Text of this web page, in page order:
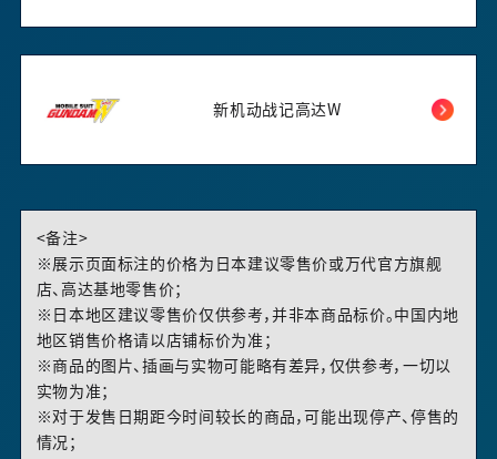
新机动战记高达W
<备注>
※展示页面标注的价格为日本建议零售价或万代官方旗舰
店、高达基地零售价；
※日本地区建议零售价仅供参考，并非本商品标价。中国内地
地区销售价格请以店铺标价为准；
※商品的图片、插画与实物可能略有差异，仅供参考，一切以
实物为准；
※对于发售日期距今时间较长的商品，可能出现停产、停售的
情况；